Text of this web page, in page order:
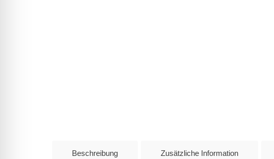
Beschreibung Zusätzliche Information